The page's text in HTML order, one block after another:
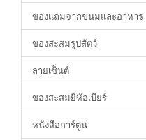
ของแถมจากขนมและอาหาร
ของสะสมรูปสัตว์
ลายเซ็นต์
ของสะสมยี่ห้อเบียร์
หนังสือการ์ตูน